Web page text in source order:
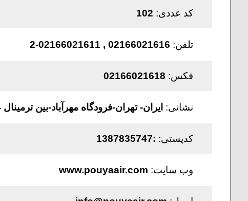
کد عددی: 102
تلفن: 02166021616 , 02166021611-2
فکس: 02166021618
نشانی: ایران- تهران-فرودگاه مهرآباد-بین ترمینال 4 و 6 -شرکت هواپیمایی پویا
کدپستی: :1387835747
وب سایت: www.pouyaair.com